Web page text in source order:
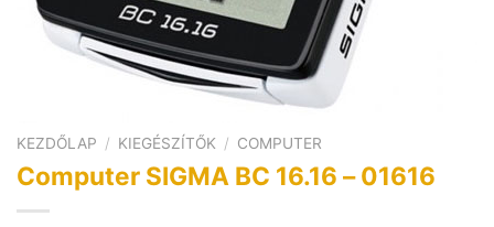
KEZDŐLAP / KIEGÉSZÍTŐK / COMPUTER
Computer SIGMA BC 16.16 – 01616